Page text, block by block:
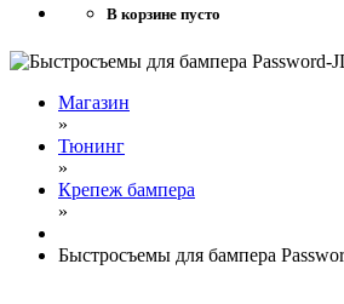
В корзине пусто
Магазин
»
Тюнинг
»
Крепеж бампера
»
Быстросъемы для бампера